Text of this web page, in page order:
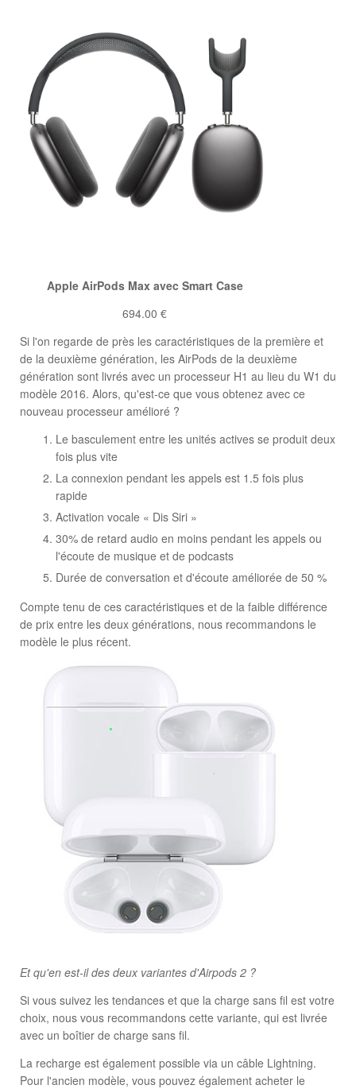
Apple AirPods Max avec Smart Case
694.00 €
Si l'on regarde de près les caractéristiques de la première et
de la deuxième génération, les AirPods de la deuxième
génération sont livrés avec un processeur H1 au lieu du W1 du
modèle 2016. Alors, qu'est-ce que vous obtenez avec ce
nouveau processeur amélioré ?
Le basculement entre les unités actives se produit deux
fois plus vite
La connexion pendant les appels est 1.5 fois plus
rapide
Activation vocale « Dis Siri »
30% de retard audio en moins pendant les appels ou
l'écoute de musique et de podcasts
Durée de conversation et d'écoute améliorée de 50 %
Compte tenu de ces caractéristiques et de la faible différence
de prix entre les deux générations, nous recommandons le
modèle le plus récent.
Et qu'en est-il des deux variantes d'Airpods 2 ?
Si vous suivez les tendances et que la charge sans fil est votre
choix, nous vous recommandons cette variante, qui est livrée
avec un boîtier de charge sans fil.
La recharge est également possible via un câble Lightning.
Pour l'ancien modèle, vous pouvez également acheter le